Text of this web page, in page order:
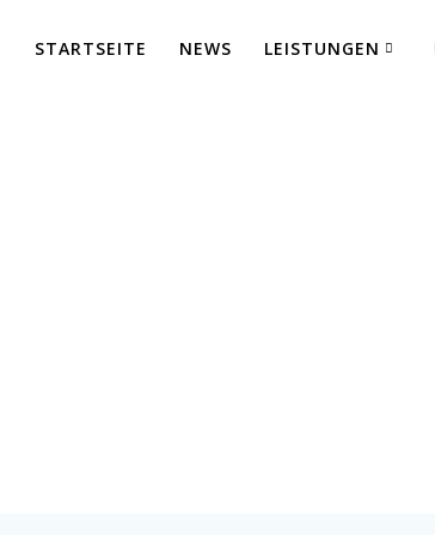
STARTSEITE NEWS LEISTUNGEN